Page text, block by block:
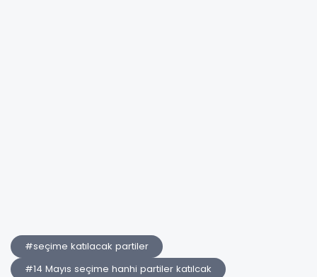
#seçime katılacak partiler
#14 Mayıs seçime hanhi partiler katılcak